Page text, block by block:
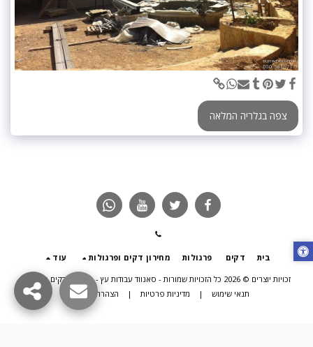
צפה בגלריה המלאה
בית דקים פרגולות מחירון דקים ופרגולות עוד
זכויות יוצרים © 2026 כל הזכויות שמורות -
סאנווד עבודות עץ - פרגולות דקים תוספות
תנאי שימוש | מדיניות פרטיות | הצהרת נגישות